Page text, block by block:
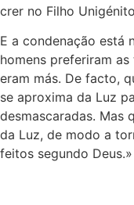
crer no Filho
E a condenação está
homens preferiram
eram más. De facto,
se aproxima da Luz
desmascaradas. Mas
da Luz, de modo a
feitos segundo Deus.»